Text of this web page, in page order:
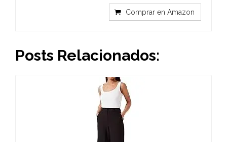
Comprar en Amazon
Posts Relacionados: